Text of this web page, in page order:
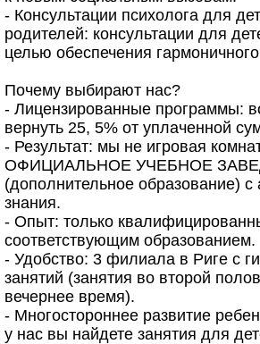
- Консультации психолога для
родителей: консультации для
целью обеспечения
Почему выбирают нас?
- Лицензированные программы:
вернуть 25, 5% от уплаченной
- Результат: мы не игровая
ОФИЦИАЛЬНОЕ УЧЕБНОЕ
(дополнительное образование) с
знания.
- Опыт: только
соответствующим образованием.
- Удобство: 3 филиала в Риге с
занятий (занятия во второй
вечернее время).
- Многостороннее развитие
у нас вы найдете занятия для